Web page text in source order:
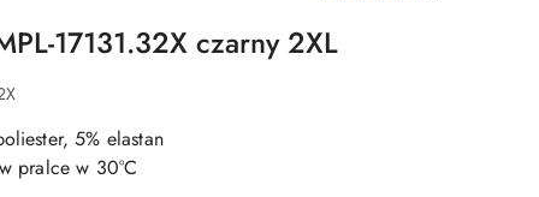
17131.32X czarny 2XL
5% elastan
pralce w 30°C